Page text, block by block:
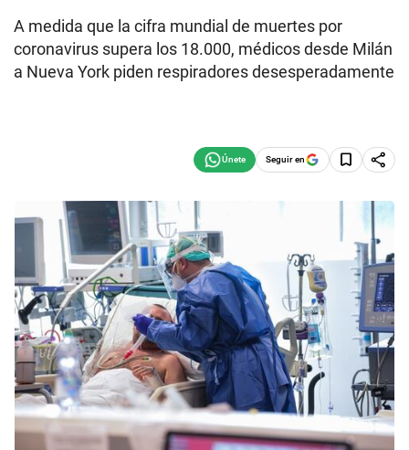
A medida que la cifra mundial de muertes por
coronavirus supera los 18.000, médicos desde Milán
a Nueva York piden respiradores desesperadamente
Seguir en